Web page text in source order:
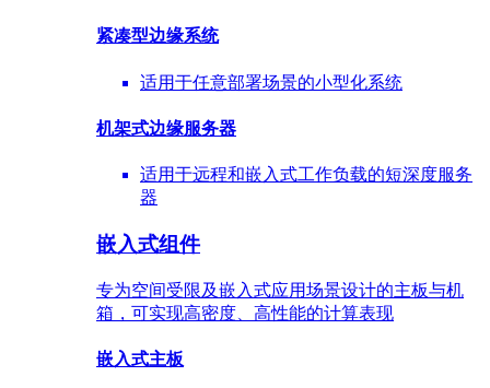
紧凑型边缘系统
适用于任意部署场景的小型化系统
机架式边缘服务器
适用于远程和嵌入式工作负载的短深度服务
器
嵌入式组件
专为空间受限及嵌入式应用场景设计的主板与机
箱，可实现高密度、高性能的计算表现
嵌入式主板